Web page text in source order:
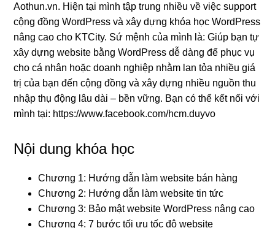
Aothun.vn. Hiện tại mình tập trung nhiều về việc support
cộng đồng WordPress và xây dựng khóa học WordPress
nâng cao cho KTCity. Sứ mệnh của mình là: Giúp bạn tự
xây dựng website bằng WordPress dễ dàng để phục vụ
cho cá nhân hoặc doanh nghiệp nhằm lan tỏa nhiều giá
trị của bạn đến cộng đồng và xây dựng nhiều nguồn thu
nhập thụ động lâu dài – bền vững. Bạn có thể kết nối với
mình tại: https://www.facebook.com/hcm.duyvo
Nội dung khóa học
Chương 1: Hướng dẫn làm website bán hàng
Chương 2: Hướng dẫn làm website tin tức
Chương 3: Bảo mật website WordPress nâng cao
Chương 4: 7 bước tối ưu tốc độ website